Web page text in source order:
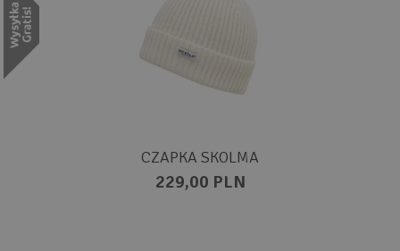
CZAPKA SKOLMA
229,00 PLN